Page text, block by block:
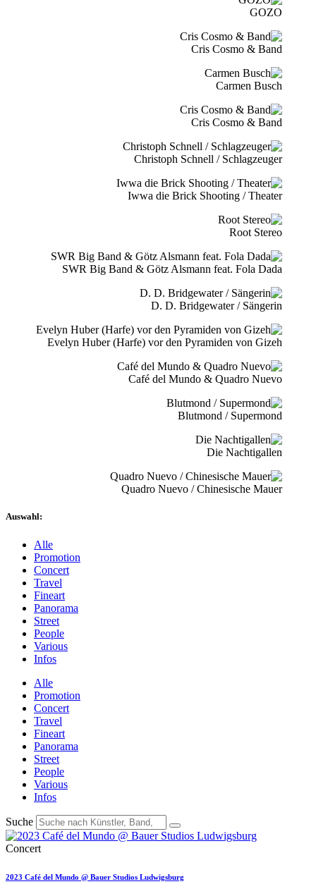
GOZO
Cris Cosmo & Band
Carmen Busch
Cris Cosmo & Band
Christoph Schnell / Schlagzeuger
Iwwa die Brick Shooting / Theater
Root Stereo
SWR Big Band & Götz Alsmann feat. Fola Dada
D. D. Bridgewater / Sängerin
Evelyn Huber (Harfe) vor den Pyramiden von Gizeh
Café del Mundo & Quadro Nuevo
Blutmond / Supermond
Die Nachtigallen
Quadro Nuevo / Chinesische Mauer
Auswahl:
Alle
Promotion
Concert
Travel
Fineart
Panorama
Street
People
Various
Infos
Alle
Promotion
Concert
Travel
Fineart
Panorama
Street
People
Various
Infos
Suche
Concert
2023 Café del Mundo @ Bauer Studios Ludwigsburg